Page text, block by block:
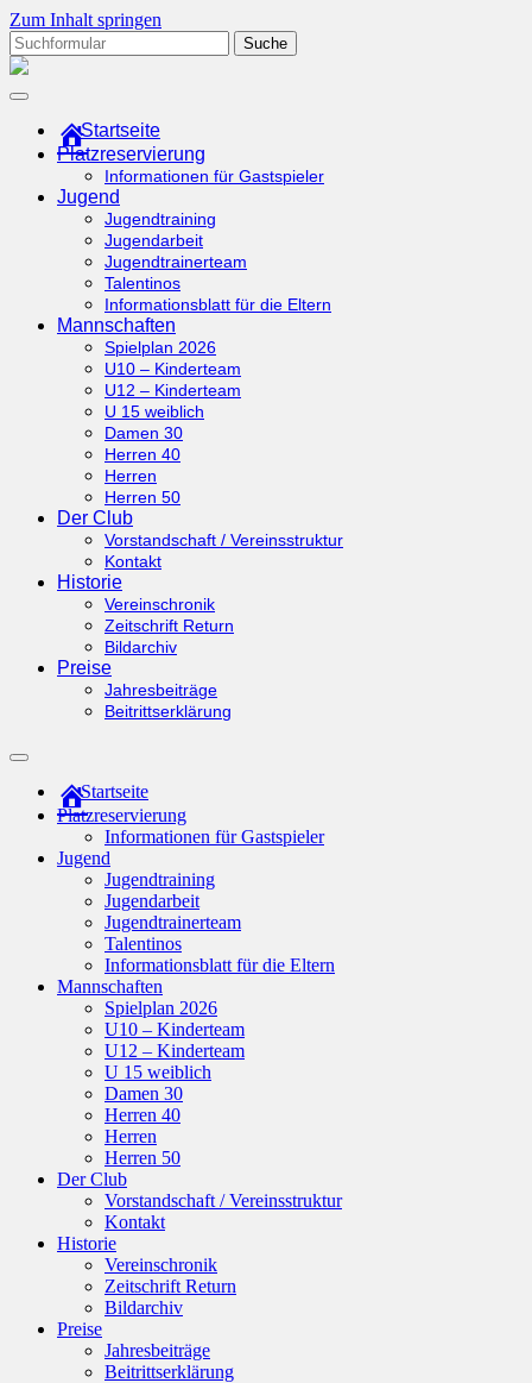
Zum Inhalt springen
Suchen
nach:tcottenhoefen.de
Startseite
Platzreservierung
Informationen für Gastspieler
Jugend
Jugendtraining
Jugendarbeit
Jugendtrainerteam
Talentinos
Informationsblatt für die Eltern
Mannschaften
Spielplan 2026
U10 – Kinderteam
U12 – Kinderteam
U 15 weiblich
Damen 30
Herren 40
Herren
Herren 50
Der Club
Vorstandschaft / Vereinsstruktur
Kontakt
Historie
Vereinschronik
Zeitschrift Return
Bildarchiv
Preise
Jahresbeiträge
Beitrittserklärung
Suchfeld
ein-/ausblendenStartseite
Platzreservierung
Informationen für Gastspieler
Jugend
Jugendtraining
Jugendarbeit
Jugendtrainerteam
Talentinos
Informationsblatt für die Eltern
Mannschaften
Spielplan 2026
U10 – Kinderteam
U12 – Kinderteam
U 15 weiblich
Damen 30
Herren 40
Herren
Herren 50
Der Club
Vorstandschaft / Vereinsstruktur
Kontakt
Historie
Vereinschronik
Zeitschrift Return
Bildarchiv
Preise
Jahresbeiträge
Beitrittserklärung